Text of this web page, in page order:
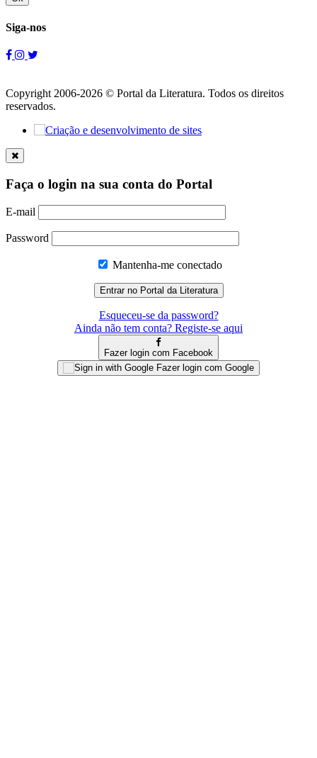
Siga-nos
Copyright 2006-2026 © Portal da Literatura. Todos os direitos
reservados.
Faça o login na sua conta do Portal
E-mail
Password
Mantenha-me conectado
Esqueceu-se da password?
Ainda não tem conta? Registe-se aqui
Fazer login com Facebook
Fazer login com Google